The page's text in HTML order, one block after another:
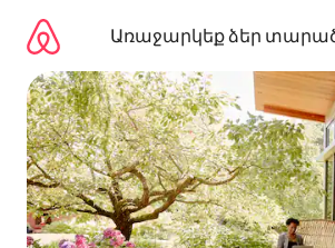
բովանդակությանըԱռաջարկեք ձեր